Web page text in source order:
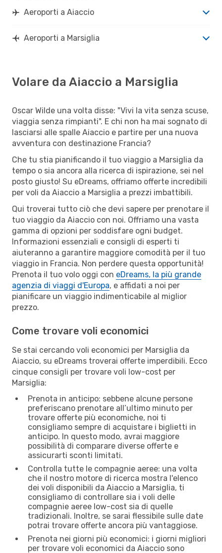
Aeroporti a Aiaccio
Aeroporti a Marsiglia
Volare da Aiaccio a Marsiglia
Oscar Wilde una volta disse: "Vivi la vita senza scuse,
viaggia senza rimpianti". E chi non ha mai sognato di
lasciarsi alle spalle Aiaccio e partire per una nuova
avventura con destinazione Francia?
Che tu stia pianificando il tuo viaggio a Marsiglia da
tempo o sia ancora alla ricerca di ispirazione, sei nel
posto giusto! Su eDreams, offriamo offerte incredibili
per voli da Aiaccio a Marsiglia a prezzi imbattibili.
Qui troverai tutto ciò che devi sapere per prenotare il
tuo viaggio da Aiaccio con noi. Offriamo una vasta
gamma di opzioni per soddisfare ogni budget.
Informazioni essenziali e consigli di esperti ti
aiuteranno a garantire maggiore comodità per il tuo
viaggio in Francia. Non perdere questa opportunità!
Prenota il tuo volo oggi con eDreams, la più grande
agenzia di viaggi d'Europa, e affidati a noi per
pianificare un viaggio indimenticabile al miglior
prezzo.
Come trovare voli economici
Se stai cercando voli economici per Marsiglia da
Aiaccio, su eDreams troverai offerte imperdibili. Ecco
cinque consigli per trovare voli low-cost per
Marsiglia:
Prenota in anticipo: sebbene alcune persone
preferiscano prenotare all’ultimo minuto per
trovare offerte più economiche, noi ti
consigliamo sempre di acquistare i biglietti in
anticipo. In questo modo, avrai maggiore
possibilità di comparare diverse offerte e
assicurarti sconti limitati.
Controlla tutte le compagnie aeree: una volta
che il nostro motore di ricerca mostra l'elenco
dei voli disponibili da Aiaccio a Marsiglia, ti
consigliamo di controllare sia i voli delle
compagnie aeree low-cost sia di quelle
tradizionali. Inoltre, se sarai flessibile sulle date
potrai trovare offerte ancora più vantaggiose.
Prenota nei giorni più economici: i giorni migliori
per trovare voli economici da Aiaccio sono